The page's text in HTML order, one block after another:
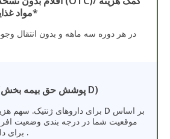
مواد غذایی سالم و خواروبار*
داروهای نسخه ای (پوشش حق بیمه بخش D)
برای داروهای با مارک تجاری .